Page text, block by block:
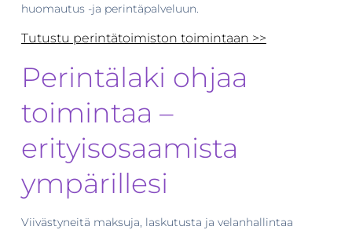
huomautus -ja perintäpalveluun.
Tutustu perintätoimiston toimintaan >>
Perintälaki ohjaa
toimintaa –
erityisosaamista
ympärillesi
Viivästyneitä maksuja, laskutusta ja velanhallintaa